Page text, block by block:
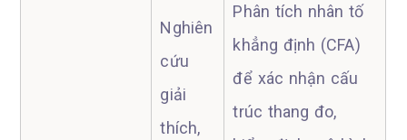
Nghiên
cứu
giải
thích,
Phân tích nhân tố
khẳng định (CFA)
để xác nhận cấu
trúc thang đo,